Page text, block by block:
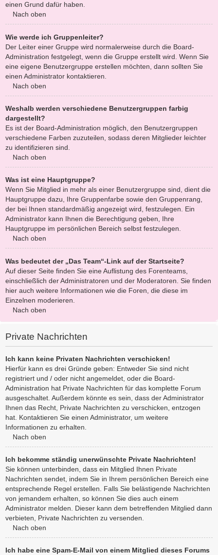
einen Grund dafür haben.
Nach oben
Wie werde ich Gruppenleiter?
Der Leiter einer Gruppe wird normalerweise durch die Board-
Administration festgelegt, wenn die Gruppe erstellt wird. Wenn Sie
eine eigene Benutzergruppe erstellen möchten, dann sollten Sie
einen Administrator kontaktieren.
Nach oben
Weshalb werden verschiedene Benutzergruppen farbig
dargestellt?
Es ist der Board-Administration möglich, den Benutzergruppen
verschiedene Farben zuzuteilen, sodass deren Mitglieder leichter
zu identifizieren sind.
Nach oben
Was ist eine Hauptgruppe?
Wenn Sie Mitglied in mehr als einer Benutzergruppe sind, dient die
Hauptgruppe dazu, Ihre Gruppenfarbe sowie den Gruppenrang,
der bei Ihnen standardmäßig angezeigt wird, festzulegen. Ein
Administrator kann Ihnen die Berechtigung geben, Ihre
Hauptgruppe im persönlichen Bereich selbst festzulegen.
Nach oben
Was bedeutet der „Das Team“-Link auf der Startseite?
Auf dieser Seite finden Sie eine Auflistung des Forenteams,
einschließlich der Administratoren und der Moderatoren. Sie finden
hier auch weitere Informationen wie die Foren, die diese im
Einzelnen moderieren.
Nach oben
Private Nachrichten
Ich kann keine Privaten Nachrichten verschicken!
Hierfür kann es drei Gründe geben: Entweder Sie sind nicht
registriert und / oder nicht angemeldet, oder die Board-
Administration hat Private Nachrichten für das komplette Forum
ausgeschaltet. Außerdem könnte es sein, dass der Administrator
Ihnen das Recht, Private Nachrichten zu verschicken, entzogen
hat. Kontaktieren Sie einen Administrator, um weitere
Informationen zu erhalten.
Nach oben
Ich bekomme ständig unerwünschte Private Nachrichten!
Sie können unterbinden, dass ein Mitglied Ihnen Private
Nachrichten sendet, indem Sie in Ihrem persönlichen Bereich eine
entsprechende Regel erstellen. Falls Sie belästigende Nachrichten
von jemandem erhalten, so können Sie dies auch einem
Administrator melden. Dieser kann dem betreffenden Mitglied dann
verbieten, Private Nachrichten zu versenden.
Nach oben
Ich habe eine Spam-E-Mail von einem Mitglied dieses Forums